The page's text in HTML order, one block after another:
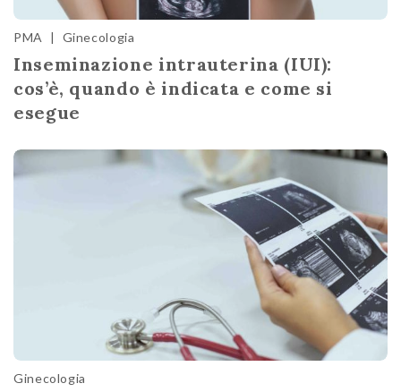
PMA | Ginecologia
Inseminazione intrauterina (IUI):
cos’è, quando è indicata e come si
esegue
Ginecologia